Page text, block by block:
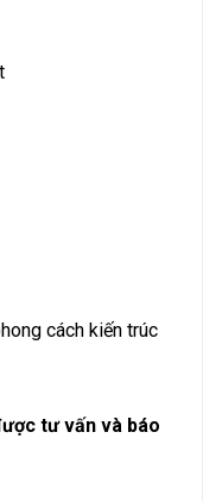
cách kiến trúc
tư vấn và báo